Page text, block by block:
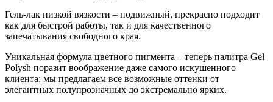
Гель-лак низкой вязкости – подвижный, прекрасно подходит
как для быстрой работы, так и для качественного
запечатывания свободного края.
Уникальная формула цветного пигмента – теперь палитра Gel
Polysh поразит воображение даже самого искушенного
клиента: мы предлагаем все возможные оттенки от
элегантных полупрозначных до экстремально ярких.